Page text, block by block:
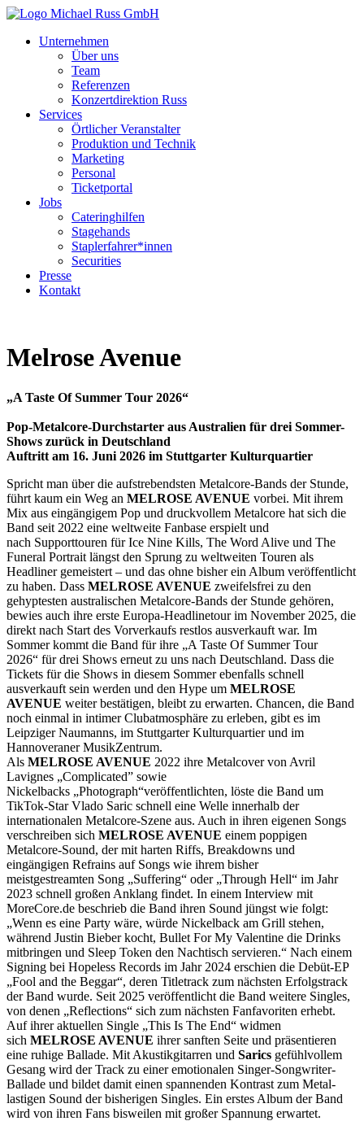
Unternehmen
Über uns
Team
Referenzen
Konzertdirektion Russ
Services
Örtlicher Veranstalter
Produktion und Technik
Marketing
Personal
Ticketportal
Jobs
Cateringhilfen
Stagehands
Staplerfahrer*innen
Securities
Presse
Kontakt
Melrose Avenue
„A Taste Of Summer Tour 2026“
Pop-Metalcore-Durchstarter aus Australien für drei Sommer-
Shows zurück in Deutschland
Auftritt am 16. Juni 2026 im Stuttgarter Kulturquartier
Spricht man über die aufstrebendsten Metalcore-Bands der Stunde,
führt kaum ein Weg an MELROSE AVENUE vorbei. Mit ihrem
Mix aus eingängigem Pop und druckvollem Metalcore hat sich die
Band seit 2022 eine weltweite Fanbase erspielt und
nach Supporttouren für Ice Nine Kills, The Word Alive und The
Funeral Portrait längst den Sprung zu weltweiten Touren als
Headliner gemeistert – und das ohne bisher ein Album veröffentlicht
zu haben. Dass MELROSE AVENUE zweifelsfrei zu den
gehyptesten australischen Metalcore-Bands der Stunde gehören,
bewies auch ihre erste Europa-Headlinetour im November 2025, die
direkt nach Start des Vorverkaufs restlos ausverkauft war. Im
Sommer kommt die Band für ihre „A Taste Of Summer Tour
2026“ für drei Shows erneut zu uns nach Deutschland. Dass die
Tickets für die Shows in diesem Sommer ebenfalls schnell
ausverkauft sein werden und den Hype um MELROSE
AVENUE weiter bestätigen, bleibt zu erwarten. Chancen, die Band
noch einmal in intimer Clubatmosphäre zu erleben, gibt es im
Leipziger Naumanns, im Stuttgarter Kulturquartier und im
Hannoveraner MusikZentrum.
Als MELROSE AVENUE 2022 ihre Metalcover von Avril
Lavignes „Complicated” sowie
Nickelbacks „Photograph“veröffentlichten, löste die Band um
TikTok-Star Vlado Saric schnell eine Welle innerhalb der
internationalen Metalcore-Szene aus. Auch in ihren eigenen Songs
verschreiben sich MELROSE AVENUE einem poppigen
Metalcore-Sound, der mit harten Riffs, Breakdowns und
eingängigen Refrains auf Songs wie ihrem bisher
meistgestreamten Song „Suffering“ oder „Through Hell“ im Jahr
2023 schnell großen Anklang findet. In einem Interview mit
MoreCore.de beschrieb die Band ihren Sound jüngst wie folgt:
„Wenn es eine Party wäre, würde Nickelback am Grill stehen,
während Justin Bieber kocht, Bullet For My Valentine die Drinks
mitbringen und Sleep Token den Nachtisch servieren.“ Nach einem
Signing bei Hopeless Records im Jahr 2024 erschien die Debüt-EP
„Fool and the Beggar“, deren Titletrack zum nächsten Erfolgstrack
der Band wurde. Seit 2025 veröffentlicht die Band weitere Singles,
von denen „Reflections“ sich zum nächsten Fanfavoriten erhebt.
Auf ihrer aktuellen Single „This Is The End“ widmen
sich MELROSE AVENUE ihrer sanften Seite und präsentieren
eine ruhige Ballade. Mit Akustikgitarren und Sarics gefühlvollem
Gesang wird der Track zu einer emotionalen Singer-Songwriter-
Ballade und bildet damit einen spannenden Kontrast zum Metal-
lastigen Sound der bisherigen Singles. Ein erstes Album der Band
wird von ihren Fans bisweilen mit großer Spannung erwartet.